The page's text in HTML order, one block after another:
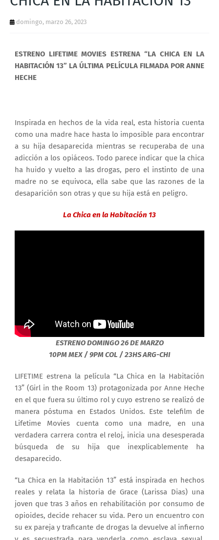
T
Sdomingo, marzo 26, 2023
ESTRENO LIFETIME MOVIES ESTRENA “LA CHICA EN LA
HABITACIÓN 13” LA ÚLTIMA PELÍCULA FILMADA POR ANNE
HECHE
Inspirada en hechos de la vida real, esta historia cuenta
como una madre hace hasta lo imposible para encontrar
a su hija desaparecida mientras se recuperaba de una
adicción a los opiáceos. Todo parece indicar que la chica
ha huido y vuelto a las drogas, pero el instinto de una
madre no se equivoca, ella sabe que las razones de la
desaparición son otras y que su hija está en peligro.
La Chica en la Habitación 13
ESTRENO DOMINGO 26 DE MARZO
10PM MEX / 9PM COL / 23HS ARG-CHI
LIFETIME estrena la película “La Chica en la Habitación
13” (Girl in the Room 13) protagonizada por Anne Heche
en el que fuera su último rol y cuyo estreno se realizó de
manera póstuma en Estados Unidos. Este telefilm de
Lifetime Movies cuenta como una madre, en una
verdadera carrera contra el reloj, inicia una desesperada
búsqueda de su hija que inexplicablemente ha
desaparecido.
“La Chica en la Habitación 13” está inspirada en hechos
reales y relata la historia de Grace (Larissa Dias) una
joven que tras 3 años en rehabilitación por consumo de
opioides, decide rehacer su vida. Pero un encuentro con
su ex pareja y traficante de drogas la devuelve al infierno